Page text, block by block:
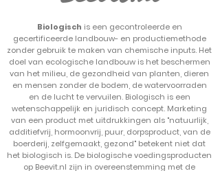
Biologisch is een gecontroleerde en
gecertificeerde landbouw- en productiemethode
zonder gebruik te maken van chemische inputs. Het
doel van ecologische landbouw is het beschermen
van het milieu, de gezondheid van planten, dieren
en mensen zonder de bodem, de watervoorraden
en de lucht te vervuilen. Biologisch is een
wetenschappelijk en juridisch concept. Marketing
van een product met uitdrukkingen als "natuurlijk,
additiefvrij, hormoonvrij, puur, dorpsproduct, van de
boerderij, zelfgemaakt, gezond" betekent niet dat
het biologisch is. De biologische voedingsproducten
op Beevit.nl zijn in overeenstemming met de